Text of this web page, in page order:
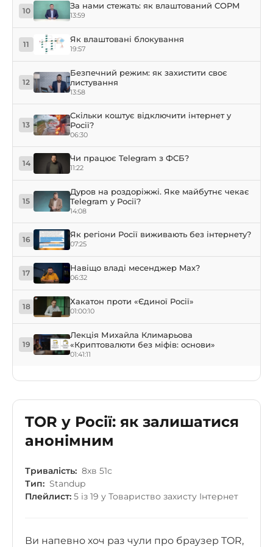
TOR у Росії: як залишатися
анонімним
Тривалість: 8хв 51с
Тип: Standup
Плейлист: 5 із 19 у Товариство захисту Інтернет
Ви напевно хоч раз чули про браузер TOR,
10 За нами стежать: як влаштований СОРМ
13:59
11 Як влаштовані блокування
19:57
12
Безпечний режим: як захистити своє
листування
13:58
13
Скільки коштує відключити інтернет у
Росії?
06:30
14 Чи працює Telegram з ФСБ?
11:22
15
Дуров на роздоріжжі. Яке майбутнє чекає
Telegram у Росії?
14:08
16 Як регіони Росії виживають без інтернету?
07:25
17 Навіщо владі месенджер Max?
06:32
18 Хакатон проти «Єдиної Росії»
01:00:10
19
Лекція Михайла Климарьова
«Криптовалюти без міфів: основи»
01:41:11